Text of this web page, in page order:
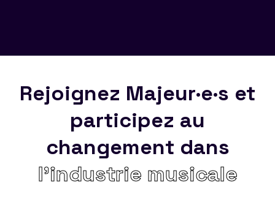
Rejoignez Majeur·e·s et
participez au
changement dans
l’industrie musicale